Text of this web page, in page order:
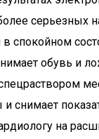
серьезных
спокойном
обувь и
снимает
на